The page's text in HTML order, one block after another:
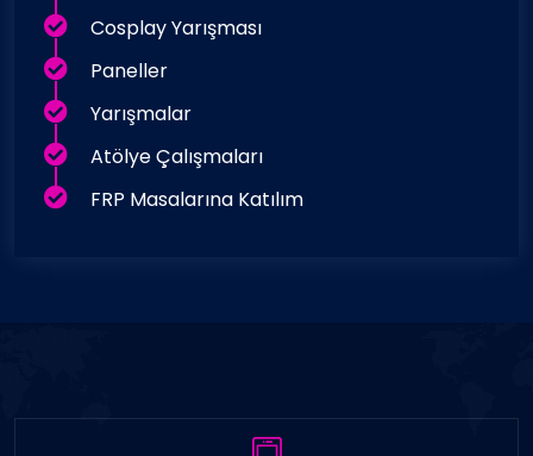
Cosplay Yarışması
Paneller
Yarışmalar
Atölye Çalışmaları
FRP Masalarına Katılım